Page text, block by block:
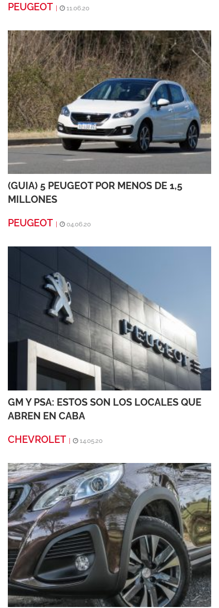
PEUGEOT
11.06.20
(GUIA) 5 PEUGEOT POR MENOS DE 1,5
MILLONES
PEUGEOT
04.06.20
GM Y PSA: ESTOS SON LOS LOCALES QUE
ABREN EN CABA
CHEVROLET
14.05.20